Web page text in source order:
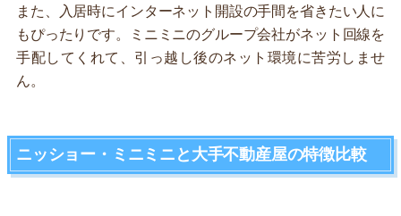
また、入居時にインターネット開設の手間を省きたい人に
もぴったりです。ミニミニのグループ会社がネット回線を
手配してくれて、引っ越し後のネット環境に苦労しませ
ん。
ニッショー・ミニミニと大手不動産屋の特徴比較